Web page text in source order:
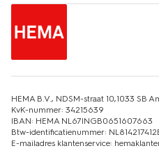
HEMA B.V., NDSM-straat 10,1033 SB
KvK-nummer: 34215639
IBAN: HEMA NL67INGB0651607663
Btw-identificatienummer:
E-mailadres klantenservice: